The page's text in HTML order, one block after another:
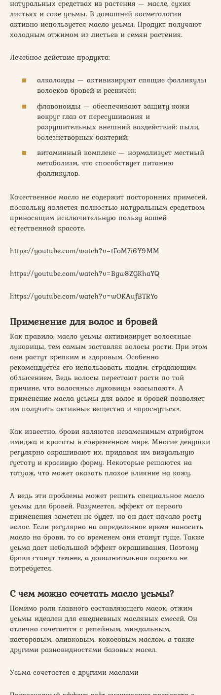
натуральных средствах из растения — масле, сухих
листьях и соке усьмы. В домашней косметологии
активно используется масло усьмы. Продукт получают
холодным отжимом из листьев и семян растения.
Лечебное действие продукта:
алкалоиды — активизируют спящие фолликулы
волосков бровей и ресничек;
флавоноиды — обеспечивают защиту кожи
вокруг глаз от пересушивания и
разрушительных внешний воздействий: пыли,
болезнетворных бактерий;
витаминный комплекс — нормализует местный
метаболизм, что способствует питанию
фолликулов.
Качественное масло не содержит посторонних примесей,
поскольку является полностью натуральным средством,
приносящим исключительную пользу вашей
естественной красоте.
https://youtube.com/watch?v=tFoM7i6Y9MM
https://youtube.com/watch?v=Bgw8ZGKhaYQ
https://youtube.com/watch?v=wOKAufBTRYo
Применение для волос и бровей
Как правило, масло усьмы активизирует волосяные
луковицы, тем самым заставляя волосы расти. При этом
они растут крепким и здоровым. Особенно
рекомендуется его использовать людям, страдающим
облысением. Ведь волосы перестают расти по той
причине, что волосяные луковицы «засыпают». А
применение масла усьмы для волос и бровей позволяет
им получить активные вещества и «проснуться».
Как известно, брови являются незаменимым атрибутом
имиджа и красоты в современном мире. Многие девушки
регулярно окрашивают их, придавая им визуальную
густоту и красивую форму. Некоторые решаются на
татуаж, что может оказать плохое влияние на кожу.
А ведь эти проблемы может решить специальное масло
усьмы для бровей. Разумеется, эффект от первого
применения заметен не будет, но он даст начало росту
волос. Если регулярно на определенное время наносить
масло на брови, то со временем они станут гуще. Также
усьма дает небольшой эффект окрашивания. Поэтому
брови станут темнее, а дополнительная окраска не
потребуется.
С чем можно сочетать масло усьмы?
Помимо роли главного составляющего масок, отжим
усьмы идеален для ежедневных масляных смесей. Он
отлично сочетается с репейным, миндальным,
касторовым, оливковым, кокосовым маслом, а также
другими разновидностями базовых масел.
Усьма сочетается с другими маслами